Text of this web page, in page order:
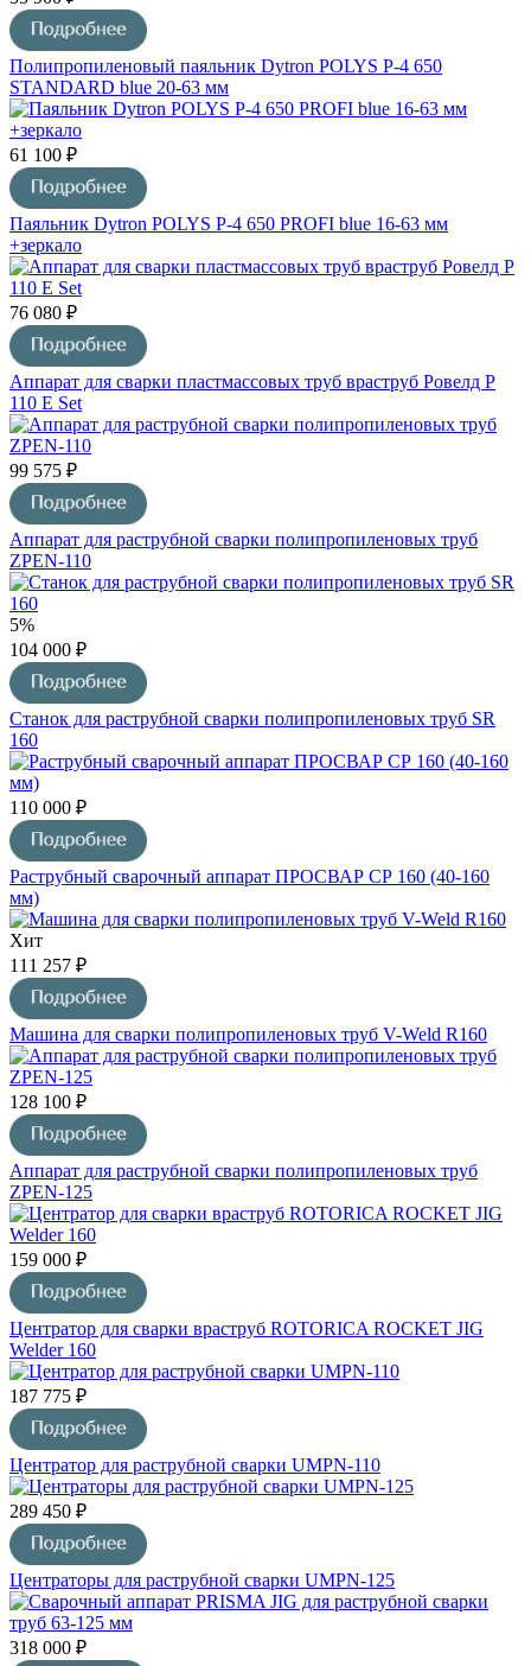
Полипропиленовый паяльник Dytron POLYS P-4 650
STANDARD blue 20-63 мм
61 100 ₽
Паяльник Dytron POLYS P-4 650 PROFI blue 16-63 мм
+зеркало
76 080 ₽
Аппарат для сварки пластмассовых труб враструб Ровелд Р
110 Е Set
99 575 ₽
Аппарат для раструбной сварки полипропиленовых труб
ZPEN-110
5%
104 000 ₽
Станок для раструбной сварки полипропиленовых труб SR
160
110 000 ₽
Раструбный сварочный аппарат ПРОСВАР СР 160 (40-160
мм)
Хит
111 257 ₽
Машина для сварки полипропиленовых труб V-Weld R160
128 100 ₽
Аппарат для раструбной сварки полипропиленовых труб
ZPEN-125
159 000 ₽
Центратор для сварки враструб ROTORICA ROCKET JIG
Welder 160
187 775 ₽
Центратор для раструбной сварки UMPN-110
289 450 ₽
Центраторы для раструбной сварки UMPN-125
318 000 ₽